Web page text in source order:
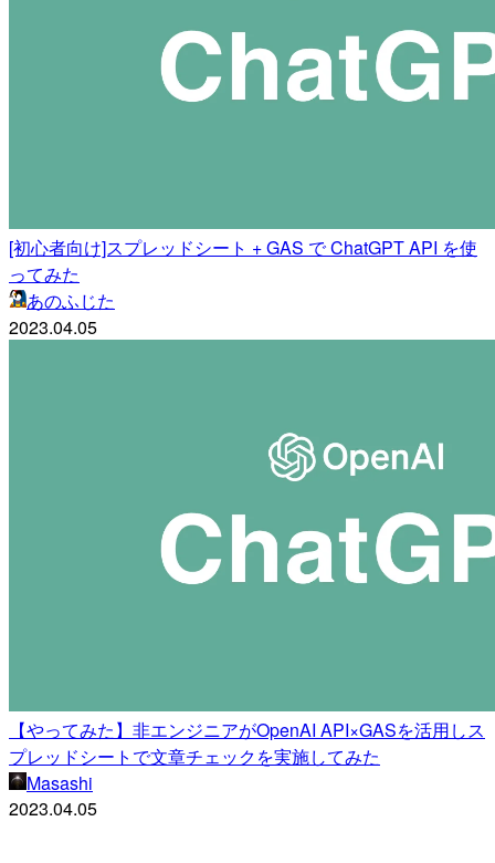
[初心者向け]スプレッドシート + GAS で ChatGPT API を使
ってみた
あのふじた
2023.04.05
【やってみた】非エンジニアがOpenAI API×GASを活用しス
プレッドシートで文章チェックを実施してみた
Masashi
2023.04.05